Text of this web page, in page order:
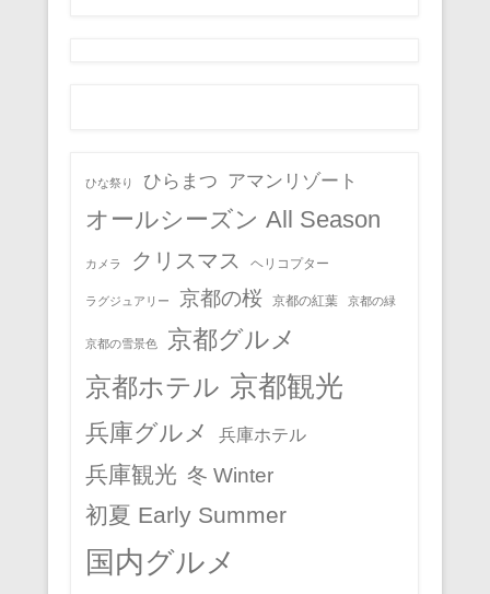
ひな祭り ひらまつ アマンリゾート
オールシーズン All Season
カメラ クリスマス ヘリコプター
ラグジュアリー 京都の桜 京都の紅葉 京都の緑
京都の雪景色 京都グルメ
京都ホテル 京都観光
兵庫グルメ 兵庫ホテル
兵庫観光 冬 Winter
初夏 Early Summer
国内グルメ